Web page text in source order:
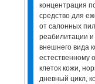
концентрация
средство для
от салонных
реабилитации и
внешнего вида
естественному
клеток кожи,
дневный цикл,